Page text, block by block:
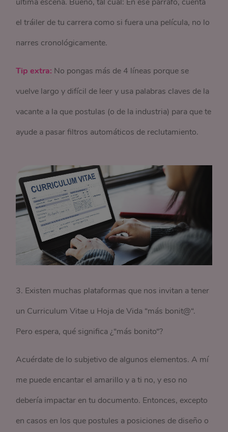
el tráiler de tu carrera como si fuera una película, no lo
narres cronológicamente.
Tip extra: No pongas más de 4 líneas porque se
vuelve largo y difícil de leer y usa palabras claves de la
vacante a la que postulas (o de la industria) para que te
ayude a pasar filtros automáticos de reclutamiento.
3. Existen muchas plataformas que nos invitan a tener
un Curriculum Vitae u Hoja de Vida “más bonit@“.
Pero espera, qué significa ¿“más bonito“?
Acuérdate de lo subjetivo de algunos elementos. A mí
me puede encantar el amarillo y a ti no, y eso no
debería impactar en tu documento. Entonces, excepto
en casos en los que postules a posiciones de diseño o